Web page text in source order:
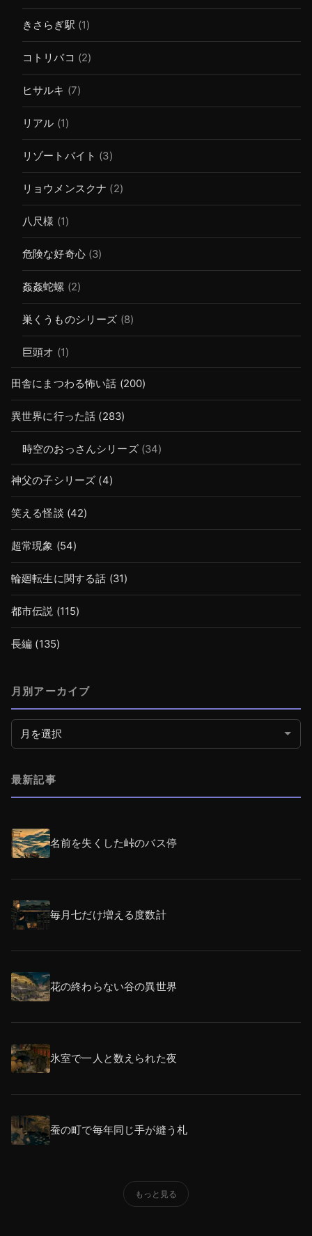
きさらぎ駅 (1)
コトリバコ (2)
ヒサルキ (7)
リアル (1)
リゾートバイト (3)
リョウメンスクナ (2)
八尺様 (1)
危険な好奇心(3)
姦姦蛇螺 (2)
巣くうものシリーズ (8)
巨頭オ (1)
田舎にまつわる怖い話 (200)
異世界に行った話 (283)
時空のおっさんシリーズ(34)
神父の子シリーズ (4)
笑える怪談 (42)
超常現象 (54)
輪廻転生に関する話 (31)
都市伝説 (115)
長編 (135)
月別アーカイブ
月別アーカイブ
最新記事
名前を失くした峠のバス停
毎月七だけ増える度数計
花の終わらない谷の異世界
氷室で一人と数えられた夜
蚕の町で毎年同じ手が縫う札
もっと見る